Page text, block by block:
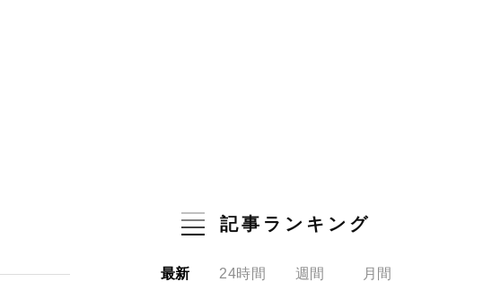
記事ランキング
最新 24時間 週間 月間